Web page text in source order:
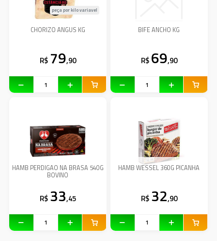
CHORIZO ANGUS KG
peça por kilo variavel
R$ 79,90
BIFE ANCHO KG
R$ 69,90
HAMB PERDIGAO NA BRASA 540G
BOVINO
R$ 33,45
HAMB WESSEL 360G PICANHA
R$ 32,90